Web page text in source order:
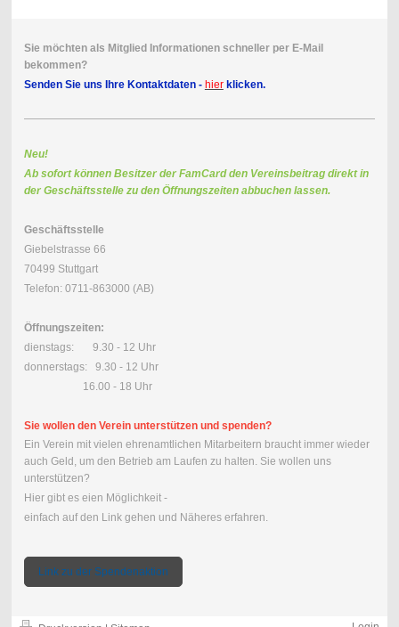
Sie möchten als Mitglied Informationen schneller per E-Mail
bekommen?
Senden Sie uns Ihre Kontaktdaten - hierklicken.
Neu!
Ab sofort können Besitzer der FamCard den Vereinsbeitrag direkt in
der Geschäftsstelle zu den Öffnungszeiten abbuchen lassen.
Geschäftsstelle
Giebelstrasse 66
70499 Stuttgart
Telefon: 0711-863000 (AB)
Öffnungszeiten:
dienstags: 9.30 - 12 Uhr
donnerstags: 9.30 - 12 Uhr
16.00 - 18 Uhr
Sie wollen den Verein unterstützen und spenden?
Ein Verein mit vielen ehrenamtlichen Mitarbeitern braucht immer wieder
auch Geld, um den Betrieb am Laufen zu halten. Sie wollen uns
unterstützen?
Hier gibt es eien Möglichkeit -
einfach auf den Link gehen und Näheres erfahren.
Link zu der Spendenaktion